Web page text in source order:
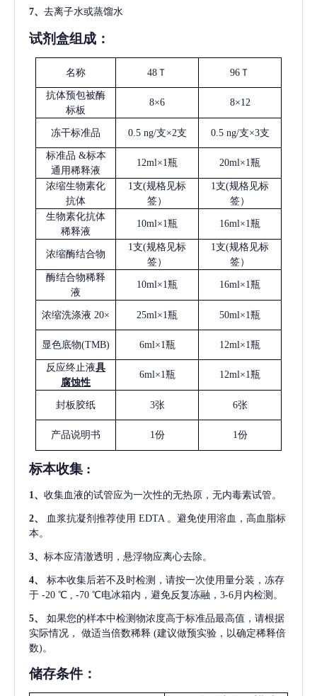
7、 去离子水或蒸馏水
试剂盒组成：
名称 48Ｔ 96Ｔ
抗体预包被酶
标板
8×6 8×12
冻干标准品 0.5 ng/支×2支 0.5 ng/支×3支
标准品 &标本
通用稀释液
12ml×1瓶 20ml×1瓶
浓缩生物素化
抗体
1支(规格见标
签）
1支(规格见标
签）
生物素化抗体
稀释液
10ml×1瓶 16ml×1瓶
浓缩酶结合物
1支(规格见标
签）
1支(规格见标
签）
酶结合物稀释
液
10ml×1瓶 16ml×1瓶
浓缩洗涤液 20× 25ml×1瓶 50ml×1瓶
显色底物(TMB) 6ml×1瓶 12ml×1瓶
反应终止液具
腐蚀性
6ml×1瓶 12ml×1瓶
封板胶纸 3张 6张
产品说明书 1份 1份
标本收集 :
1、 收集血液的试管应为一次性的无热原，无内毒素试管。
2、 血浆抗凝剂推荐使用 EDTA 。避免使用溶血，高血脂标
本。
3、 标本应清澈透明，悬浮物应离心去除。
4、
标本收集后若不及时检测，请按一次使用量分装，冻存
于 -20 ℃ , -70 ℃电冰箱内，避免反复冻融，3-6月内检测。
5、
如果您的样本中检测物浓度高于标准品最高值，请根据
实际情况，
做适当倍数稀释 (建议做预实验，以确定稀释倍
数)。
储存条件：